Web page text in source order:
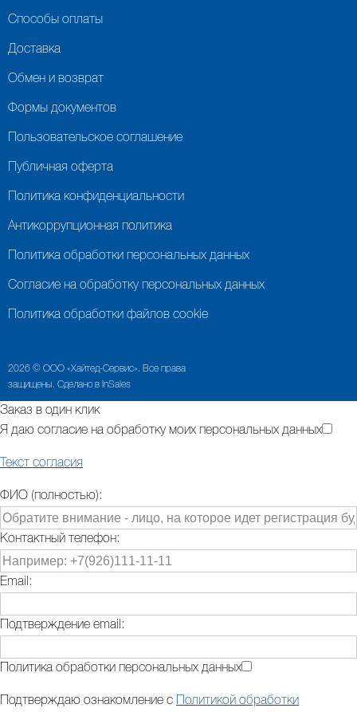
2026 © ООО «Хайтед-Сервис». Все права
защищены. Сделано в InSales
Способы оплаты
Доставка
Обмен и возврат
Формы документов
Пользовательское соглашение
Публичная оферта
Политика конфиденциальности
Антикоррупционная политика
Политика обработки персональных данных
Согласие на обработку персональных данных
Политика обработки файлов cookie
Заказ в один клик
Я даю согласие на обработку моих персональных данных
Текст согласия
ФИО (полностью):
Контактный телефон:
Email:
Подтверждение email:
Политика обработки персональных данных
Подтверждаю ознакомление с Политикой обработки